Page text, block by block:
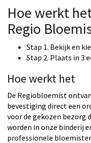
Hoe werkt
Regio
Stap 1. Bekijk en
Stap 2. Plaats in 3
Hoe werkt het
De Regiobloemist
bevestiging direct een
voor de gekozen
worden in onze binderij
professionele